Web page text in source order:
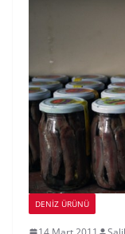
DENIZ ÜRÜNÜ